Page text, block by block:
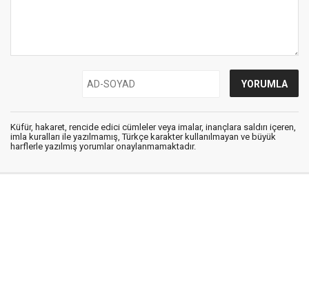
Küfür, hakaret, rencide edici cümleler veya imalar, inançlara saldırı içeren,
imla kuralları ile yazılmamış, Türkçe karakter kullanılmayan ve büyük
harflerle yazılmış yorumlar onaylanmamaktadır.